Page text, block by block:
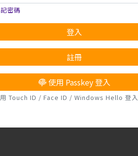
密碼
登入
註冊
使用 Passkey 登入
Touch ID / Face ID / Windows Hello 登入